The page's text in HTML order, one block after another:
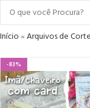
Início»Arquivos de Corte
-83%